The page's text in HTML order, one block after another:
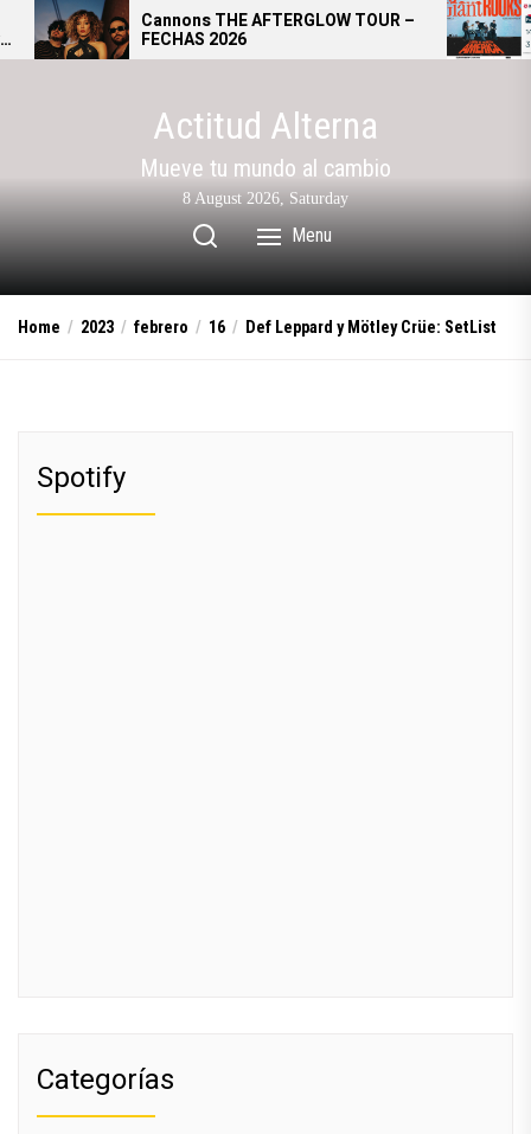
to
Cannons THE AFTERGLOW TOUR –
FECHAS 2026
Giant
se
Actitud Alterna
Mueve tu mundo al cambio
8 August 2026, Saturday
Menu
Home 2023 febrero 16 Def Leppard y Mötley Crüe: SetList
Spotify
Categorías